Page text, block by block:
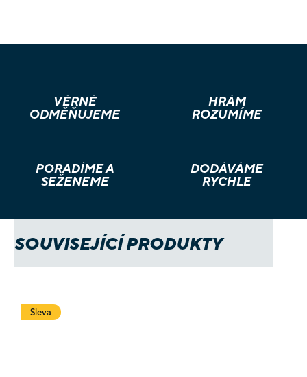
VĚRNÉ
ODMĚŇUJEME
HRÁM
ROZUMÍME
PORADÍME A
SEŽENEME
DODÁVÁME
RYCHLE
SOUVISEJÍCÍ PRODUKTY
Sleva